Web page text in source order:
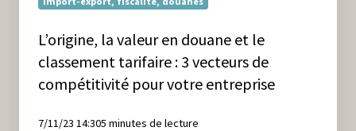
compétitivité
votre
entreprise
L’origine, la valeur en douane et le
classement tarifaire : 3 vecteurs de
compétitivité pour votre entreprise
7/11/23 14:305 minutes de lecture